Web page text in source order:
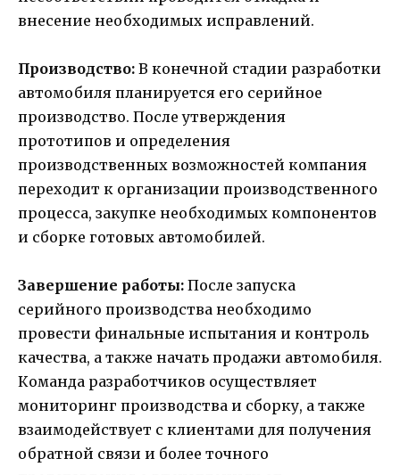
внесение необходимых исправлений.
Производство: В конечной стадии разработки
автомобиля планируется его серийное
производство. После утверждения
прототипов и определения
производственных возможностей компания
переходит к организации производственного
процесса, закупке необходимых компонентов
и сборке готовых автомобилей.
Завершение работы: После запуска
серийного производства необходимо
провести финальные испытания и контроль
качества, а также начать продажи автомобиля.
Команда разработчиков осуществляет
мониторинг производства и сборку, а также
взаимодействует с клиентами для получения
обратной связи и более точного